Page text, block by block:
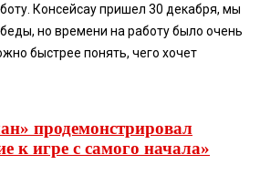
Консейсау пришел 30 декабря, мы
но времени на работу было очень
быстрее понять, чего хочет
продемонстрировал
к игре с самого начала»